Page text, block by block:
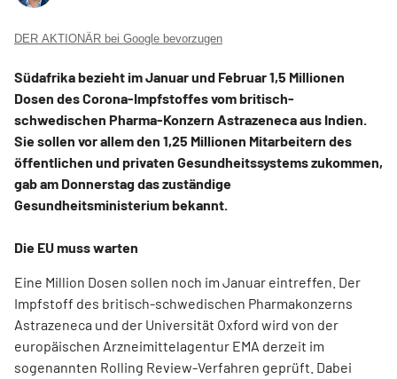
DER AKTIONÄR bei Google bevorzugen
Südafrika bezieht im Januar und Februar 1,5 Millionen
Dosen des Corona-Impfstoffes vom britisch-
schwedischen Pharma-Konzern Astrazeneca aus Indien.
Sie sollen vor allem den 1,25 Millionen Mitarbeitern des
öffentlichen und privaten Gesundheitssystems zukommen,
gab am Donnerstag das zuständige
Gesundheitsministerium bekannt.
Die EU muss warten
Eine Million Dosen sollen noch im Januar eintreffen. Der
Impfstoff des britisch-schwedischen Pharmakonzerns
Astrazeneca und der Universität Oxford wird von der
europäischen Arzneimittelagentur EMA derzeit im
sogenannten Rolling Review-Verfahren geprüft. Dabei